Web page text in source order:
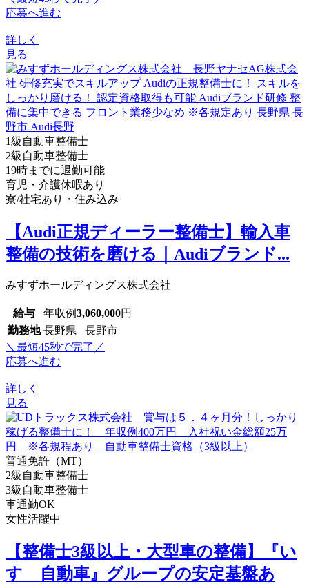
応募へ進む
詳しく
見る
1級自動車整備士
2級自動車整備士
19時までに退勤可能
育児・介護休暇あり
寮/社宅あり・住み込み
【Audi正規ディーラー整備士】輸入車
整備の技術を磨ける｜Audiブランド...
みすずホールディングス株式会社
給与 年収例3,060,000円
勤務地 長野県 長野市
＼最短45秒で完了／
応募へ進む
詳しく
見る
普通免許（MT）
2級自動車整備士
3級自動車整備士
車通勤OK
女性活躍中
【整備士3級以上・大型車の整備】『い
すゞ自動車』グループの安定基盤あ